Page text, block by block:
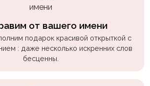
от вашего имени
подарок красивой открыткой с
: даже несколько искренних слов
бесценны.